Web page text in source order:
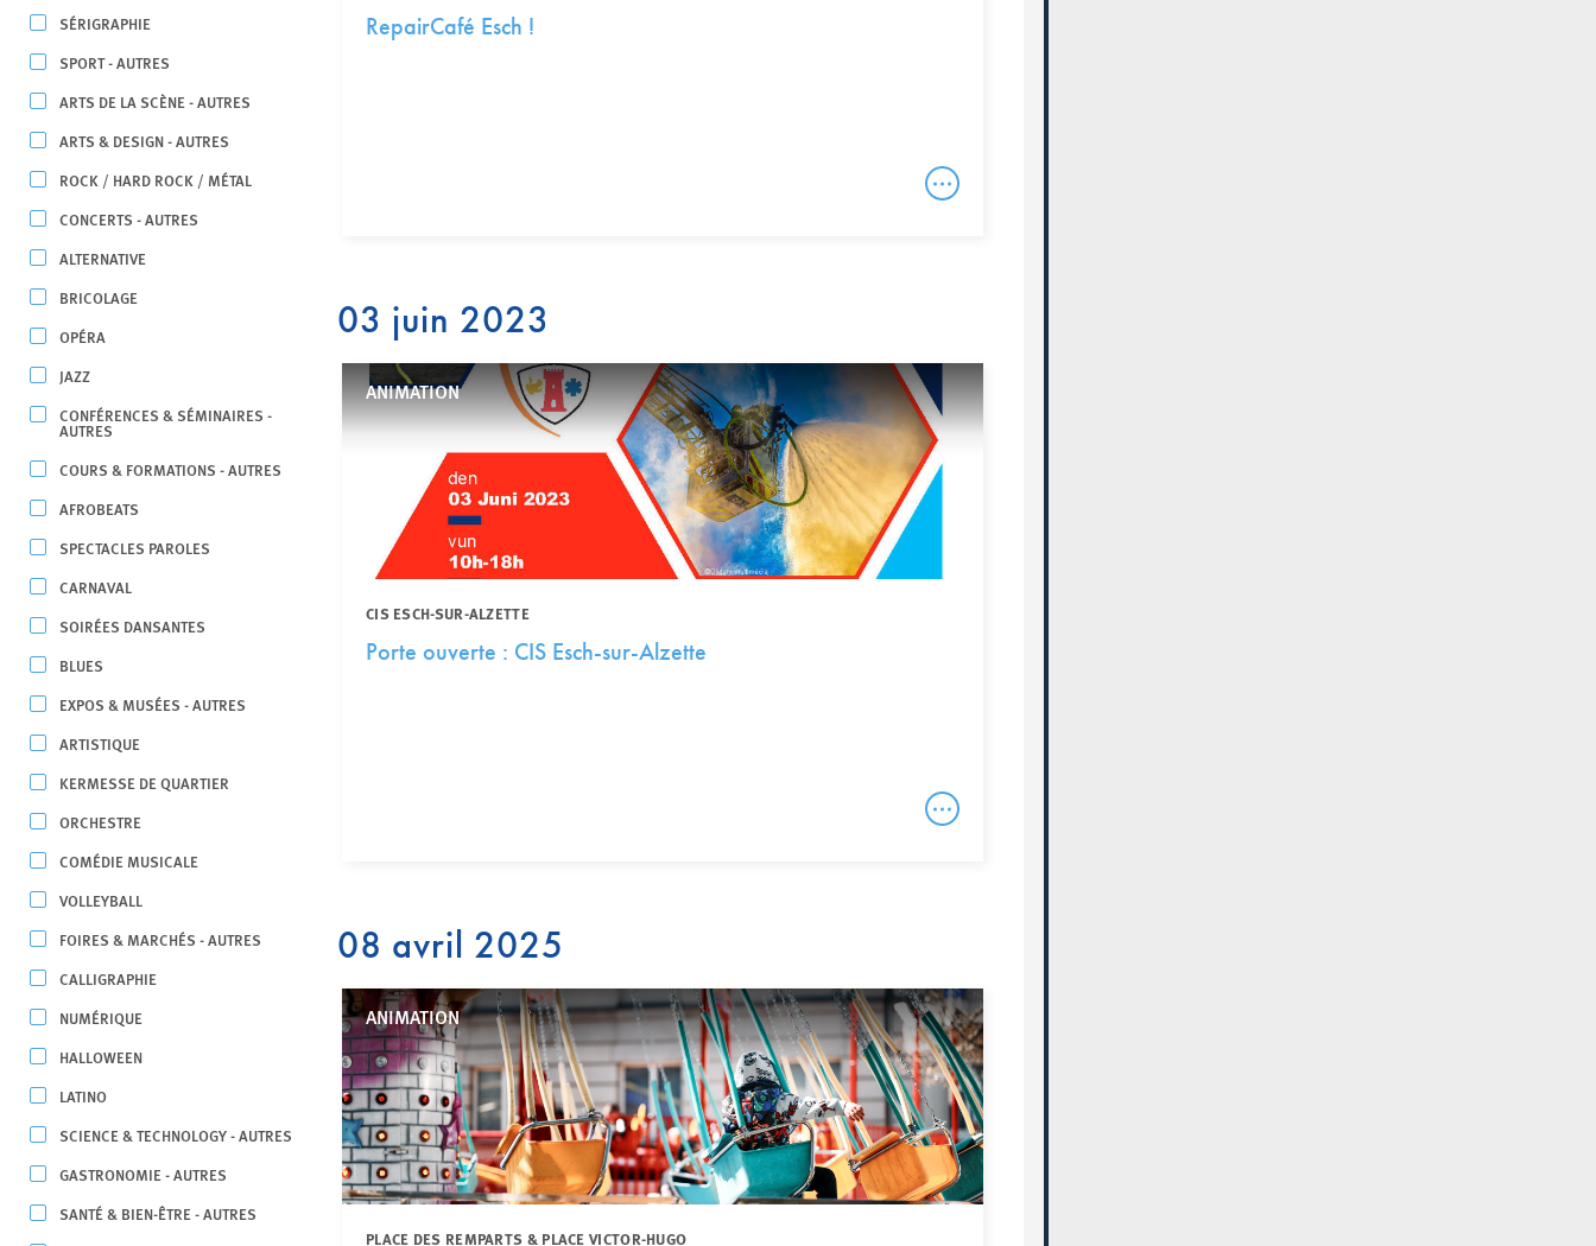
SÉRIGRAPHIE
SPORT - AUTRES
ARTS DE LA SCÈNE - AUTRES
ARTS & DESIGN - AUTRES
ROCK / HARD ROCK / MÉTAL
CONCERTS - AUTRES
ALTERNATIVE
BRICOLAGE
OPÉRA
JAZZ
CONFÉRENCES & SÉMINAIRES -
AUTRES
COURS & FORMATIONS - AUTRES
AFROBEATS
SPECTACLES PAROLES
CARNAVAL
SOIRÉES DANSANTES
BLUES
EXPOS & MUSÉES - AUTRES
ARTISTIQUE
KERMESSE DE QUARTIER
ORCHESTRE
COMÉDIE MUSICALE
VOLLEYBALL
FOIRES & MARCHÉS - AUTRES
CALLIGRAPHIE
NUMÉRIQUE
HALLOWEEN
LATINO
SCIENCE & TECHNOLOGY - AUTRES
GASTRONOMIE - AUTRES
SANTÉ & BIEN-ÊTRE - AUTRES
RepairCafé Esch !
03 juin 2023
ANIMATION
CIS ESCH-SUR-ALZETTE
Porte ouverte : CIS Esch-sur-Alzette
08 avril 2025
ANIMATION
PLACE DES REMPARTS & PLACE VICTOR-HUGO